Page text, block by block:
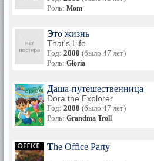
Роль: Mom
Это жизнь
That's Life
Год: 2000 (было 47 лет)
Роль: Gloria
Даша-путешественница
Dora the Explorer
Год: 2000 (было 47 лет)
Роль: Grandma Troll
The Office Party